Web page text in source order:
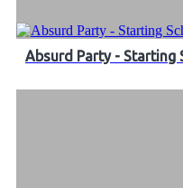
Absurd Party - Starting